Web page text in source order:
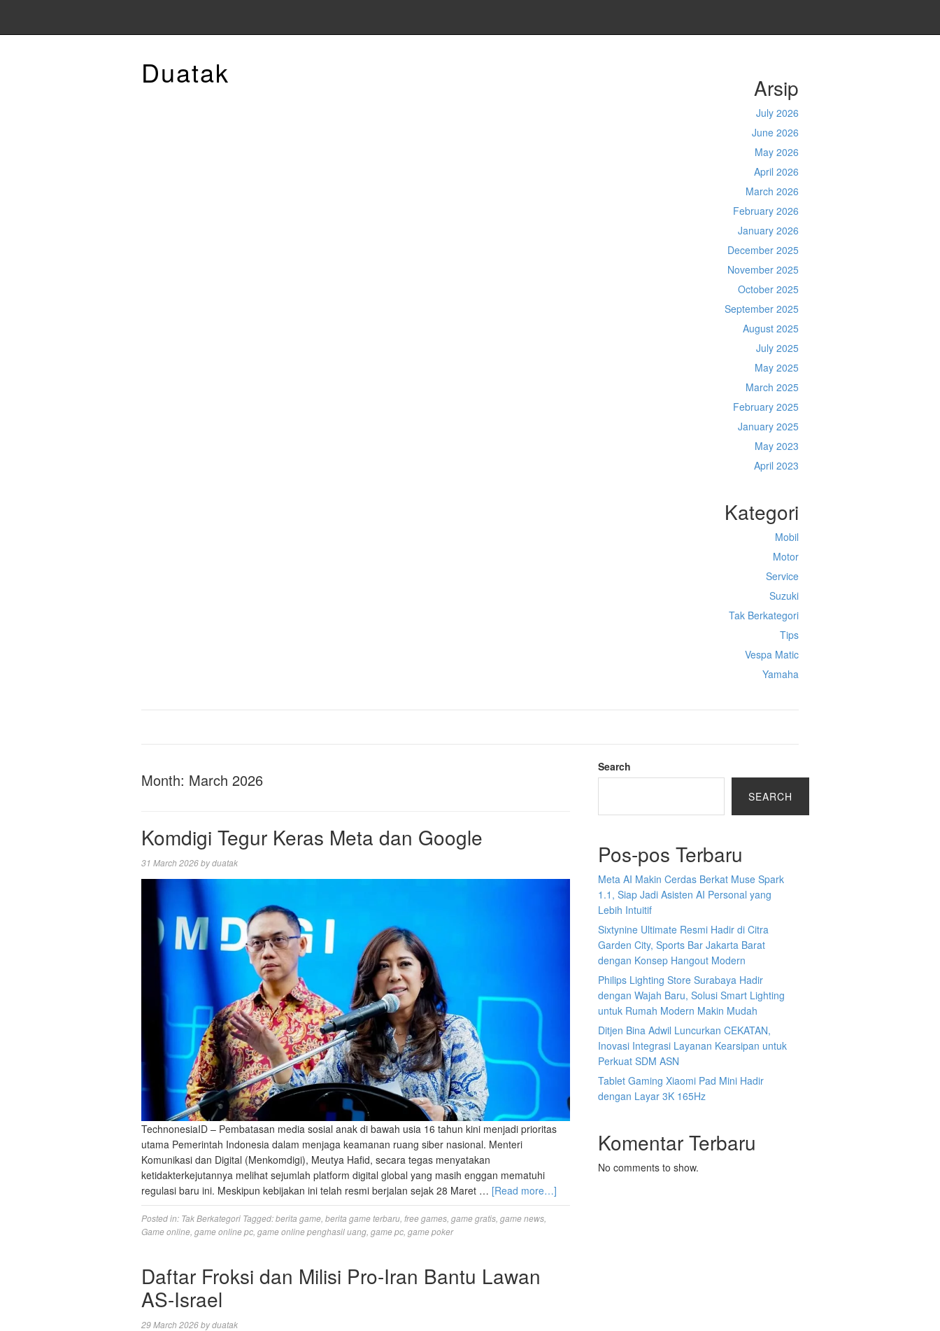
Duatak Arsip
July 2026
June 2026
May 2026
April 2026
March 2026
February 2026
January 2026
December 2025
November 2025
October 2025
September 2025
August 2025
July 2025
May 2025
March 2025
February 2025
January 2025
May 2023
April 2023
Kategori
Mobil
Motor
Service
Suzuki
Tak Berkategori
Tips
Vespa Matic
Yamaha
Month: March 2026
Komdigi Tegur Keras Meta dan Google
31 March 2026byduatak
TechnonesiaID – Pembatasan media sosial anak di bawah usia 16 tahun kini menjadi prioritas
utama Pemerintah Indonesia dalam menjaga keamanan ruang siber nasional. Menteri
Komunikasi dan Digital (Menkomdigi), Meutya Hafid, secara tegas menyatakan
ketidakterkejutannya melihat sejumlah platform digital global yang masih enggan mematuhi
regulasi baru ini. Meskipun kebijakan ini telah resmi berjalan sejak 28 Maret … [Read more…]
Posted in: Tak Berkategori Tagged:berita game berita game terbaru free games game gratis game news
Game online game online pc game online penghasil uang game pc game poker
Daftar Froksi dan Milisi Pro-Iran Bantu Lawan
AS-Israel
29 March 2026byduatak
Search
SEARCH
Pos-pos Terbaru
Meta AI Makin Cerdas Berkat Muse Spark
1.1, Siap Jadi Asisten AI Personal yang
Lebih Intuitif
Sixtynine Ultimate Resmi Hadir di Citra
Garden City, Sports Bar Jakarta Barat
dengan Konsep Hangout Modern
Philips Lighting Store Surabaya Hadir
dengan Wajah Baru, Solusi Smart Lighting
untuk Rumah Modern Makin Mudah
Ditjen Bina Adwil Luncurkan CEKATAN,
Inovasi Integrasi Layanan Kearsipan untuk
Perkuat SDM ASN
Tablet Gaming Xiaomi Pad Mini Hadir
dengan Layar 3K 165Hz
Komentar Terbaru
No comments to show.